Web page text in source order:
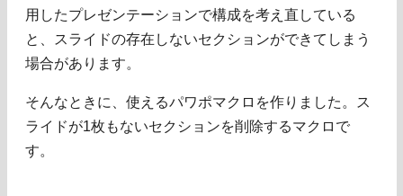
用したプレゼンテーションで構成を考え直している
と、スライドの存在しないセクションができてしまう
場合があります。
そんなときに、使えるパワポマクロを作りました。ス
ライドが1枚もないセクションを削除するマクロで
す。